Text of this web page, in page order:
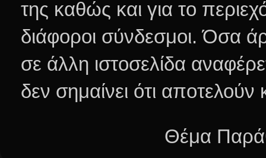
της καθώς και για το
διάφοροι σύνδεσμοι.Όσα
σε άλλη ιστοσελίδα
δεν σημαίνει ότι
Θέμα